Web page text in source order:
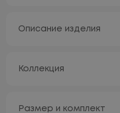
Описание изделия
Коллекция
Размер и комплект